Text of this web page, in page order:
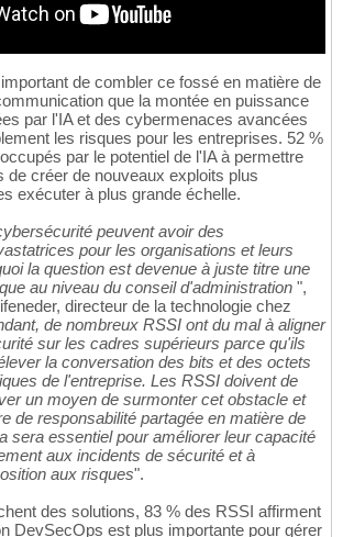
de combler ce fossé en matière de
que la montée en puissance
par l'IA et des cybermenaces avancées
les risques pour les entreprises. 52 %
par le potentiel de l'IA à permettre
de créer de nouveaux exploits plus
exécuter à plus grande échelle.
peuvent avoir des
pour les organisations et leurs
la question est devenue à juste titre une
au niveau du conseil d'administration ",
directeur de la technologie chez
de nombreux RSSI ont du mal à aligner
sur les cadres supérieurs parce qu'ils
la conversation des bits et des octets
de l'entreprise. Les RSSI doivent de
un moyen de surmonter cet obstacle et
de responsabilité partagée en matière de
sera essentiel pour améliorer leur capacité
aux incidents de sécurité et à
aux risques".
des solutions, 83 % des RSSI affirment
DevSecOps est plus importante pour gérer